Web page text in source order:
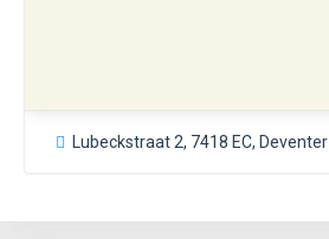
Lubeckstraat 2, 7418 EC, Deventer